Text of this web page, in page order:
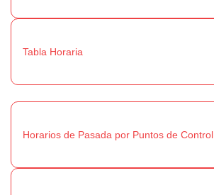
Tabla Horaria
Horarios de Pasada por Puntos de Control